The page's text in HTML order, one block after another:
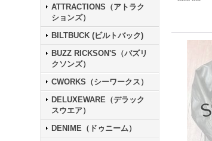
ATTRACTIONS（アトラク
ションズ）
BILTBUCK (ビルトバック)
BUZZ RICKSON'S（バズリ
クソンズ）
CWORKS（シーワークス）
DELUXEWARE（デラック
スウエア）
DENIME（ドゥニーム）